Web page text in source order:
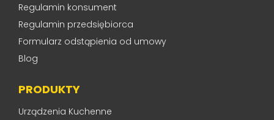
Regulamin konsument
Regulamin przedsiębiorca
Formularz odstąpienia od umowy
Blog
PRODUKTY
Urządzenia Kuchenne